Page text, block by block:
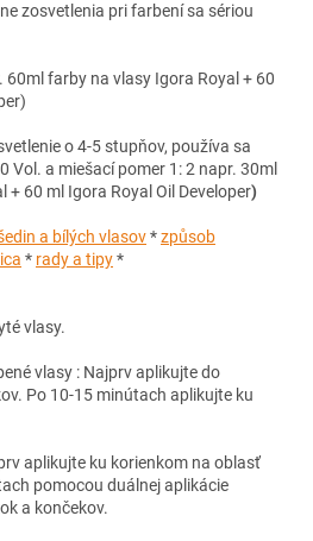
zosvetlenia pri farbení sa sériou
60ml farby na vlasy Igora Royal + 60
o 4-5 stupňov, používa sa
Vol. a miešací pomer 1: 2 napr. 30ml
+ 60 ml Igora Royal Oil Developer)
a bílých vlasov*způsob
* rady a tipy*
vlasy.
vlasy : Najprv aplikujte do
Po 10-15 minútach aplikujte ku
aplikujte ku korienkom na oblasť
pomocou duálnej aplikácie
a končekov.